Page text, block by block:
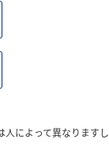
によって異なります